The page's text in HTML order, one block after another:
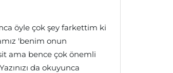
öyle çok şey farkettim ki
'benim onun
ama bence çok önemli
da okuyunca